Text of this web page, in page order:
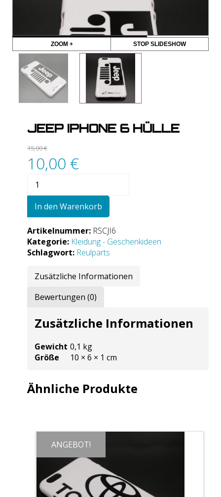
ZOOM + STOP SLIDESHOW
JEEP IPHONE 6 HÜLLE
15,00€
10,00 €
IPhone
Hülle
In den Warenkorb
Artikelnummer: RSCJI6
Kategorie: Kleidung - Geschenkideen
Schlagwort: Reulparts
Zusätzliche Informationen
Bewertungen (0)
Zusätzliche Informationen
Gewicht 0,1 kg
Größe
10 × 6 × 1 cm
Ähnliche Produkte
ANGEBOT!